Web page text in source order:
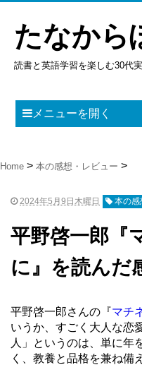
たなから
読書と英語学習を楽しむ30代
メニューを開く
Home 本の感想・レビュー
2024年5月9日木曜日 本の感
平野啓一郎『
に』を読んだ
平野啓一郎さんの『マチ
いうか、すごく大人な恋
人」というのは、単に年
く、教養と品格を兼ね備